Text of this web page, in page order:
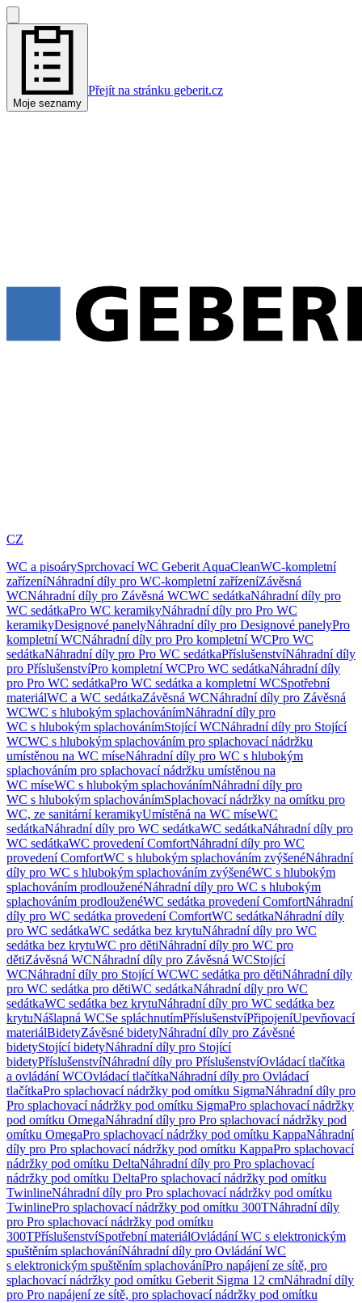
Moje seznamy
Přejít na stránku geberit.cz
CZ
WC a pisoárySprchovací WC Geberit AquaCleanWC-kompletní
zařízeníNáhradní díly pro WC-kompletní zařízeníZávěsná
WCNáhradní díly pro Závěsná WCWC sedátkaNáhradní díly pro
WC sedátkaPro WC keramikyNáhradní díly pro Pro WC
keramikyDesignové panelyNáhradní díly pro Designové panelyPro
kompletní WCNáhradní díly pro Pro kompletní WCPro WC
sedátkaNáhradní díly pro Pro WC sedátkaPříslušenstvíNáhradní díly
pro PříslušenstvíPro kompletní WCPro WC sedátkaNáhradní díly
pro Pro WC sedátkaPro WC sedátka a kompletní WCSpotřební
materiálWC a WC sedátkaZávěsná WCNáhradní díly pro Závěsná
WCWC s hlubokým splachovánímNáhradní díly pro
WC s hlubokým splachovánímStojící WCNáhradní díly pro Stojící
WCWC s hlubokým splachováním pro splachovací nádržku
umístěnou na WC míseNáhradní díly pro WC s hlubokým
splachováním pro splachovací nádržku umístěnou na
WC míseWC s hlubokým splachovánímNáhradní díly pro
WC s hlubokým splachovánímSplachovací nádržky na omítku pro
WC, ze sanitární keramikyUmístěná na WC míseWC
sedátkaNáhradní díly pro WC sedátkaWC sedátkaNáhradní díly pro
WC sedátkaWC provedení ComfortNáhradní díly pro WC
provedení ComfortWC s hlubokým splachováním zvýšenéNáhradní
díly pro WC s hlubokým splachováním zvýšenéWC s hlubokým
splachováním prodlouženéNáhradní díly pro WC s hlubokým
splachováním prodlouženéWC sedátka provedení ComfortNáhradní
díly pro WC sedátka provedení ComfortWC sedátkaNáhradní díly
pro WC sedátkaWC sedátka bez krytuNáhradní díly pro WC
sedátka bez krytuWC pro dětiNáhradní díly pro WC pro
dětiZávěsná WCNáhradní díly pro Závěsná WCStojící
WCNáhradní díly pro Stojící WCWC sedátka pro dětiNáhradní díly
pro WC sedátka pro dětiWC sedátkaNáhradní díly pro WC
sedátkaWC sedátka bez krytuNáhradní díly pro WC sedátka bez
krytuNášlapná WCSe spláchnutímPříslušenstvíPřipojeníUpevňovací
materiálBidetyZávěsné bidetyNáhradní díly pro Závěsné
bidetyStojící bidetyNáhradní díly pro Stojící
bidetyPříslušenstvíNáhradní díly pro PříslušenstvíOvládací tlačítka
a ovládání WCOvládací tlačítkaNáhradní díly pro Ovládací
tlačítkaPro splachovací nádržky pod omítku SigmaNáhradní díly pro
Pro splachovací nádržky pod omítku SigmaPro splachovací nádržky
pod omítku OmegaNáhradní díly pro Pro splachovací nádržky pod
omítku OmegaPro splachovací nádržky pod omítku KappaNáhradní
díly pro Pro splachovací nádržky pod omítku KappaPro splachovací
nádržky pod omítku DeltaNáhradní díly pro Pro splachovací
nádržky pod omítku DeltaPro splachovací nádržky pod omítku
TwinlineNáhradní díly pro Pro splachovací nádržky pod omítku
TwinlinePro splachovací nádržky pod omítku 300TNáhradní díly
pro Pro splachovací nádržky pod omítku
300TPříslušenstvíSpotřební materiálOvládání WC s elektronickým
spuštěním splachováníNáhradní díly pro Ovládání WC
s elektronickým spuštěním splachováníPro napájení ze sítě, pro
splachovací nádržky pod omítku Geberit Sigma 12 cmNáhradní díly
pro Pro napájení ze sítě, pro splachovací nádržky pod omítku